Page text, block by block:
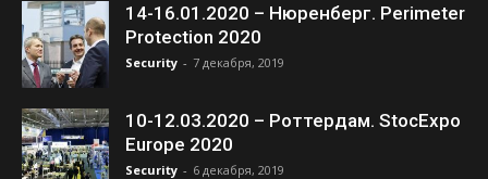
14-16.01.2020 – Нюренберг. Perimeter
Protection 2020
Security - 7 декабря, 2019
10-12.03.2020 – Роттердам. StocExpo
Europe 2020
Security - 6 декабря, 2019